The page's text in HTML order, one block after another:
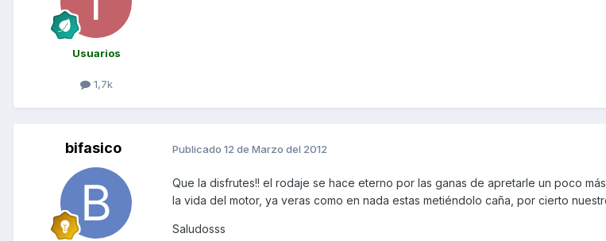
Usuarios
1,7k
bifasico Publicado 12 de Marzo del 2012
Que la disfrutes!! el rodaje se hace eterno por las ganas de apretarle un poco
la vida del motor, ya veras como en nada estas metiéndolo caña, por cierto
Saludosss